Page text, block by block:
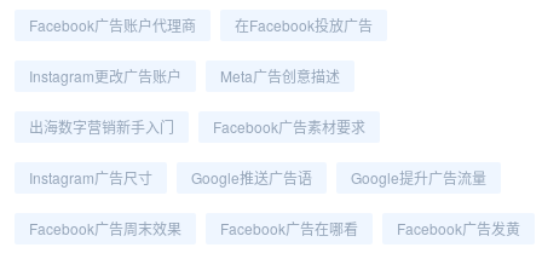
Facebook广告账户代理商 在Facebook投放广告
Instagram更改广告账户 Meta广告创意描述
出海数字营销新手入门 Facebook广告素材要求
Instagram广告尺寸 Google推送广告语 Google提升广告流量
Facebook广告周末效果 Facebook广告在哪看 Facebook广告发黄